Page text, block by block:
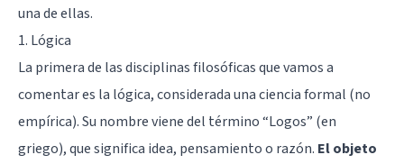
una de ellas.
1. Lógica
La primera de las disciplinas filosóficas que vamos a
comentar es la lógica, considerada una ciencia formal (no
empírica). Su nombre viene del término “Logos” (en
griego), que significa idea, pensamiento o razón. El objeto